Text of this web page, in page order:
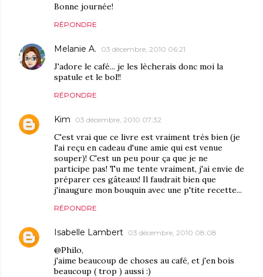
Bonne journée!
RÉPONDRE
Melanie A. 03 décembre, 2010 06:21
J'adore le café... je les lècherais donc moi la
spatule et le bol!!
RÉPONDRE
Kim 03 décembre, 2010 07:32
C'est vrai que ce livre est vraiment très bien (je
l'ai reçu en cadeau d'une amie qui est venue
souper)! C'est un peu pour ça que je ne
participe pas! Tu me tente vraiment, j'ai envie de
préparer ces gâteaux! Il faudrait bien que
j'inaugure mon bouquin avec une p'tite recette...
RÉPONDRE
Isabelle Lambert 03 décembre, 2010 08:08
@Philo,
j'aime beaucoup de choses au café, et j'en bois
beaucoup ( trop ) aussi :)